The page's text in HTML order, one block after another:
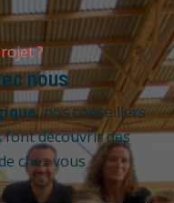
?
nous
, nos conseillers
font découvrir des
chez vous